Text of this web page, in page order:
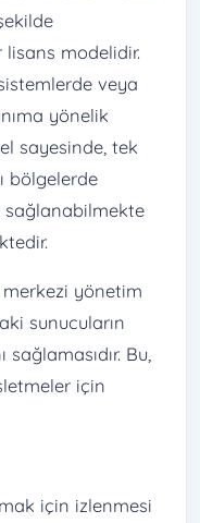
modelidir.
veya
yönelik
sayesinde, tek
bölgelerde
sağlanabilmekte
merkezi yönetim
sunucuların
Bu,
için
için izlenmesi